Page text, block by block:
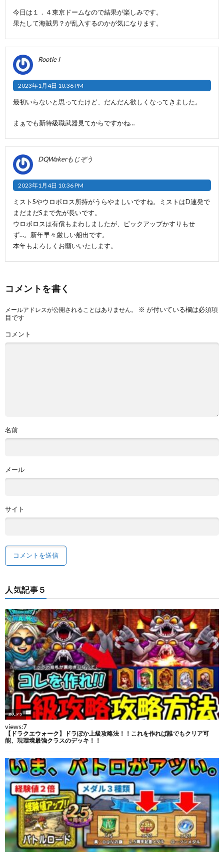
今日は１．４東京ドームなので結果が楽しみです。
果たして海賊男？が乱入するのかが気になります。
Rootie I
2023年1月4日 10:36 PM
最初いらないと思ってたけど、だんだん欲しくなってきました。
まぁでも新特級職武器見てからですかね…
DQWakerもじぞう
2023年1月4日 10:36 PM
ミストSやウロボロス所持がうらやましいですね。ミストはD連発で
まだまだSまで先が長いです。
ウロボロスは有償もまわしましたが、ピックアップかすりもせ
ず…。新年早々厳しい船出です。
本年もよろしくお願いいたします。
コメントを書く
メールアドレスが公開されることはありません。 ※ が付いている欄は必須項
目です
コメント
名前
メール
サイト
人気記事５